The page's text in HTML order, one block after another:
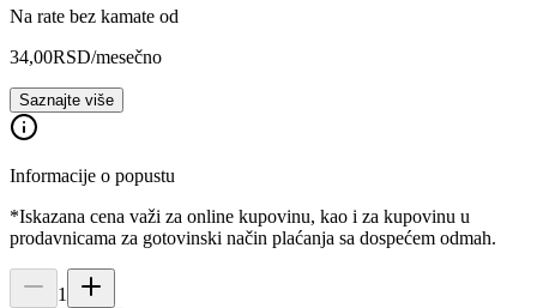
Na rate bez kamate od
34,00RSD/mesečno
Saznajte više
Informacije o popustu
*Iskazana cena važi za online kupovinu, kao i za kupovinu u
prodavnicama za gotovinski način plaćanja sa dospećem odmah.
1